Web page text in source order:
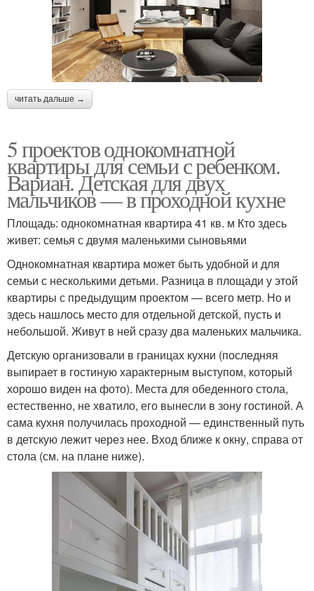
читать дальше →
5 проектов однокомнатной
квартиры для семьи с ребенком.
Вариан. Детская для двух
мальчиков — в проходной кухне
Площадь: однокомнатная квартира 41 кв. м Кто здесь
живет: семья с двумя маленькими сыновьями
Однокомнатная квартира может быть удобной и для
семьи с несколькими детьми. Разница в площади у этой
квартиры с предыдущим проектом — всего метр. Но и
здесь нашлось место для отдельной детской, пусть и
небольшой. Живут в ней сразу два маленьких мальчика.
Детскую организовали в границах кухни (последняя
выпирает в гостиную характерным выступом, который
хорошо виден на фото). Места для обеденного стола,
естественно, не хватило, его вынесли в зону гостиной. А
сама кухня получилась проходной — единственный путь
в детскую лежит через нее. Вход ближе к окну, справа от
стола (см. на плане ниже).